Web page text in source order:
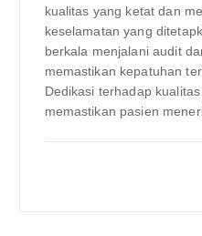
kualitas yang ketat dan
keselamatan yang
berkala menjalani audit
memastikan kepatuhan
Dedikasi terhadap
memastikan pasien